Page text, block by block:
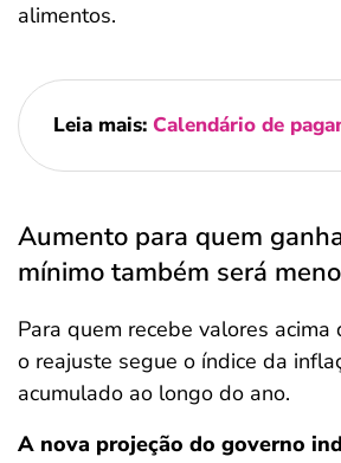
alimentos.
Leia mais: Calendário de
Aumento para quem
mínimo também será
Para quem recebe valores acima
o reajuste segue o índice da
acumulado ao longo do ano.
A nova projeção do governo